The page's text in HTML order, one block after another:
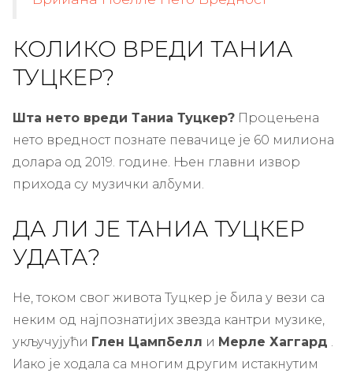
КОЛИКО ВРЕДИ ТАНИА
ТУЦКЕР?
Шта нето вреди Таниа Туцкер? Процењена
нето вредност познате певачице је 60 милиона
долара од 2019. године. Њен главни извор
прихода су музички албуми.
ДА ЛИ ЈЕ ТАНИА ТУЦКЕР
УДАТА?
Не, током свог живота Туцкер је била у вези са
неким од најпознатијих звезда кантри музике,
укључујући Глен Цампбелл и Мерле Хаггард .
Иако је ходала са многим другим истакнутим